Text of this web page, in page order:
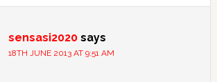
sensasi2020 says
18TH JUNE 2013 AT 9:51 AM